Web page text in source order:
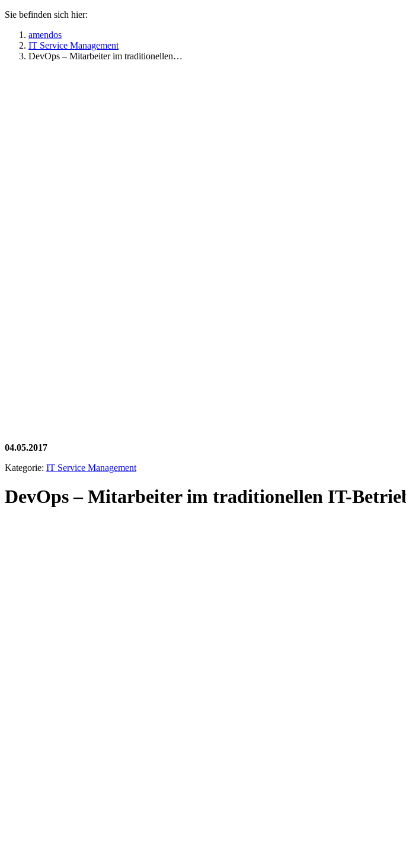
Sie befinden sich hier:
amendos
IT Service Management
DevOps – Mitarbeiter im traditionellen…
04.05.2017
Kategorie: IT Service Management
DevOps – Mitarbeiter im traditionellen IT-